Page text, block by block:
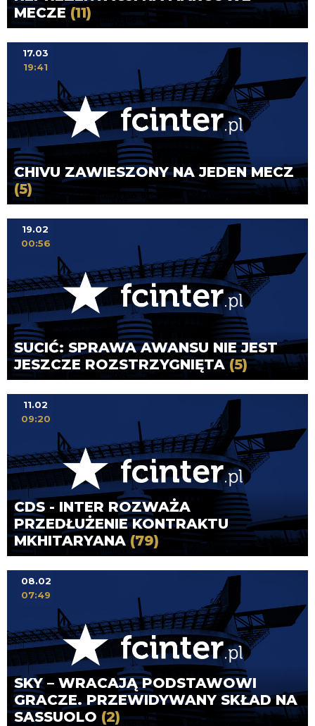
MECZE (11)
CHIVU ZAWIESZONY NA JEDEN MECZ
(5)
17.03
19:41
SUCIĆ: SPRAWA AWANSU NIE JEST
JESZCZE ROZSTRZYGNIĘTA (5)
19.02
00:56
CDS - INTER ROZWAŻA
PRZEDŁUŻENIE KONTRAKTU
MKHITARYANA(79)
11.02
09:20
SKY – WRACAJĄ PODSTAWOWI
GRACZE. PRZEWIDYWANY SKŁAD NA
SASSUOLO (2)
08.02
07:49